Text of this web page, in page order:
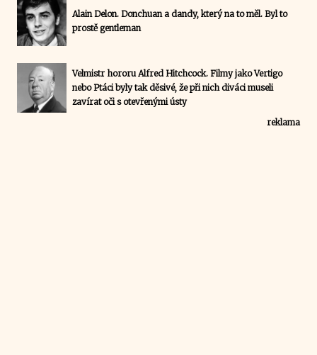
Alain Delon. Donchuan a dandy, který na to měl. Byl to
prostě gentleman
Velmistr hororu Alfred Hitchcock. Filmy jako Vertigo
nebo Ptáci byly tak děsivé, že při nich diváci museli
zavírat oči s otevřenými ústy
reklama